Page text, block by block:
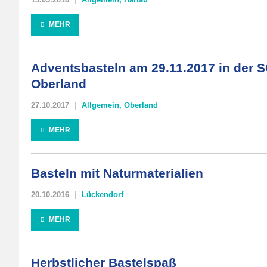
MEHR
Adventsbasteln am 29.11.2017 in der
Oberland
27.10.2017 Allgemein, Oberland
MEHR
Basteln mit Naturmaterialien
20.10.2016 Lückendorf
MEHR
Herbstlicher Bastelspaß